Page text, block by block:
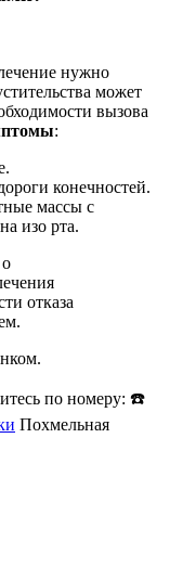
нужно
может
вызова
:
конечностей.
массы с
изо рта.
отказа
по номеру: ☎️
Похмельная